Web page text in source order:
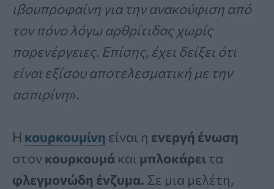
ιβουπροφαίνη για την ανακούφιση από
τον πόνο λόγω αρθρίτιδας χωρίς
παρενέργειες. Επίσης, έχει δείξει ότι
είναι εξίσου αποτελεσματική με την
ασπιρίνη».
Η κουρκουμίνη είναι η ενεργή ένωση
στον κουρκουμά και μπλοκάρειτα
φλεγμονώδη ένζυμα. Σε μια μελέτη,